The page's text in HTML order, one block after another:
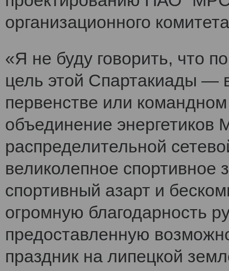
организационного
«Я не буду говорить, что
цель этой Спартакиады —
первенстве или
объединение энергетиков
распределительной
великолепное
спортивный азарт и
огромную благодарность
предоставленную
праздник на липецкой